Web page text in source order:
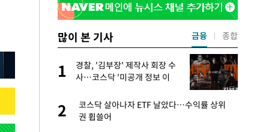
많이 본 기사
1
경찰, '김부장' 제작사 회장 수
사…코스닥 '미공개 정보 이
2
코스닥 살아나자 ETF 날았다…수익률 상위
권 휩쓸어
금융 종합